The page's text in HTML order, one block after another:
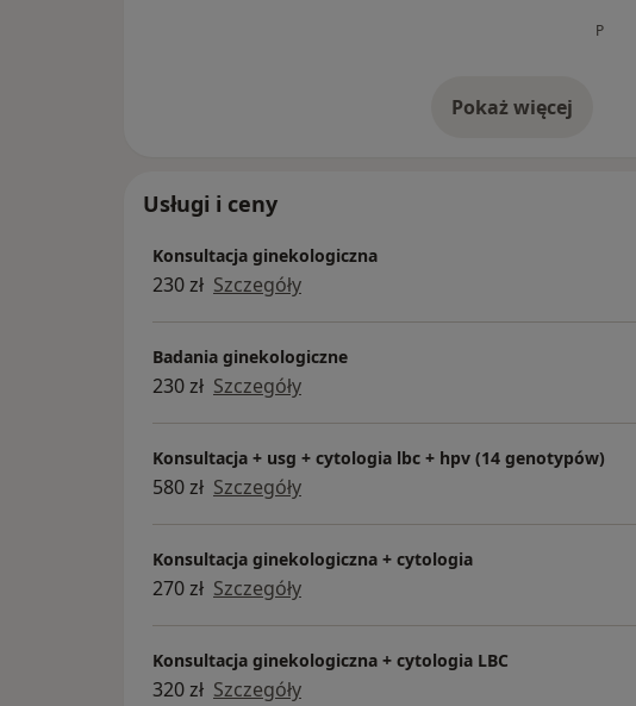
P
Pokaż więcej
o
Usługi i ceny
Konsultacja ginekologiczna
230 zł Szczegóły
Badania ginekologiczne
230 zł Szczegóły
Konsultacja + usg + cytologia lbc + hpv (14 genotypów)
580 zł Szczegóły
Konsultacja ginekologiczna + cytologia
270 zł Szczegóły
Konsultacja ginekologiczna + cytologia LBC
320 zł Szczegóły